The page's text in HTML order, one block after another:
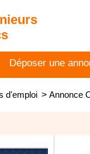
Déposer une
d'emploi > Annonce